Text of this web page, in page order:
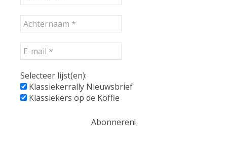
Selecteer lijst(en):
Klassiekerrally Nieuwsbrief
Klassiekers op de Koffie